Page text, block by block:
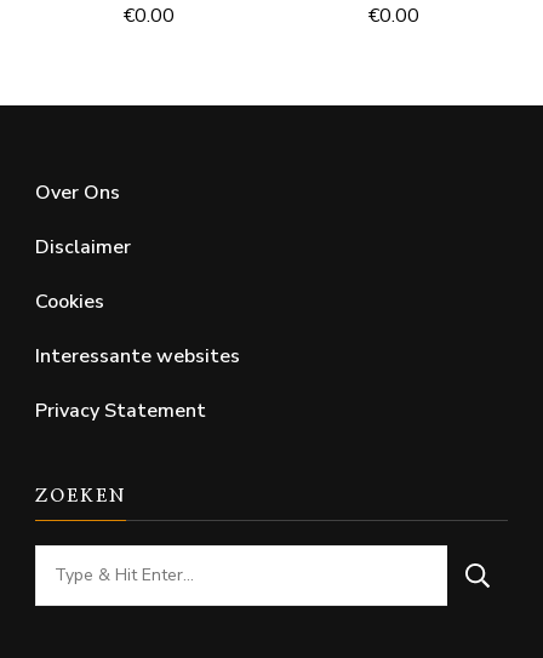
€0.00
€0.00
Over Ons
Disclaimer
Cookies
Interessante websites
Privacy Statement
ZOEKEN
Looking
for